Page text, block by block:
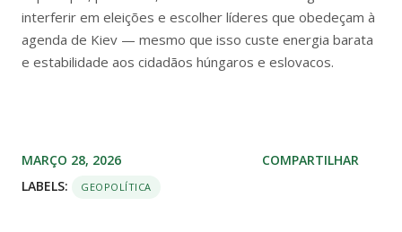
interferir em eleições e escolher líderes que obedeçam à
agenda de Kiev — mesmo que isso custe energia barata
e estabilidade aos cidadãos húngaros e eslovacos.
MARÇO 28, 2026
LABELS:
GEOPOLÍTICA
COMPARTILHAR